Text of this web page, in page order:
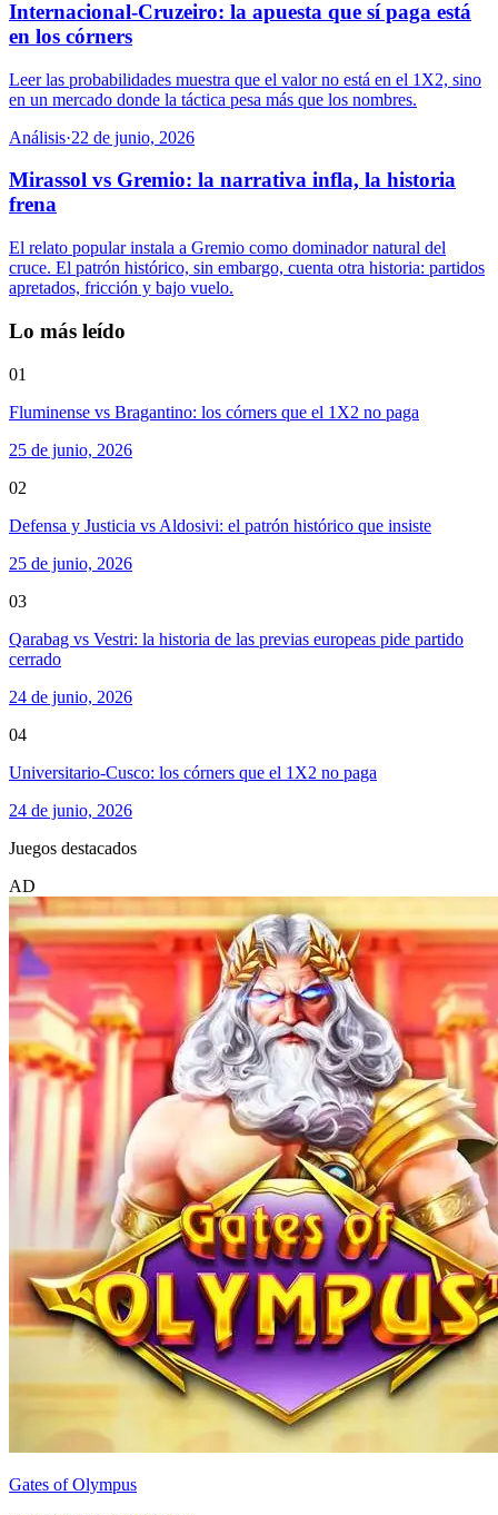
Internacional-Cruzeiro: la apuesta que sí paga está
en los córners
Leer las probabilidades muestra que el valor no está en el 1X2, sino
en un mercado donde la táctica pesa más que los nombres.
Análisis·22 de junio, 2026
Mirassol vs Gremio: la narrativa infla, la historia
frena
El relato popular instala a Gremio como dominador natural del
cruce. El patrón histórico, sin embargo, cuenta otra historia: partidos
apretados, fricción y bajo vuelo.
Lo más leído
01
Fluminense vs Bragantino: los córners que el 1X2 no paga
25 de junio, 2026
02
Defensa y Justicia vs Aldosivi: el patrón histórico que insiste
25 de junio, 2026
03
Qarabag vs Vestri: la historia de las previas europeas pide partido
cerrado
24 de junio, 2026
04
Universitario-Cusco: los córners que el 1X2 no paga
24 de junio, 2026
Juegos destacados
AD
Gates of Olympus